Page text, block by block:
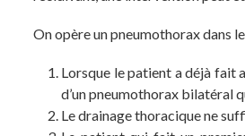
On opère un pneumothorax dans
Lorsque le patient a déjà fait
d’un pneumothorax bilatéral
Le drainage thoracique ne